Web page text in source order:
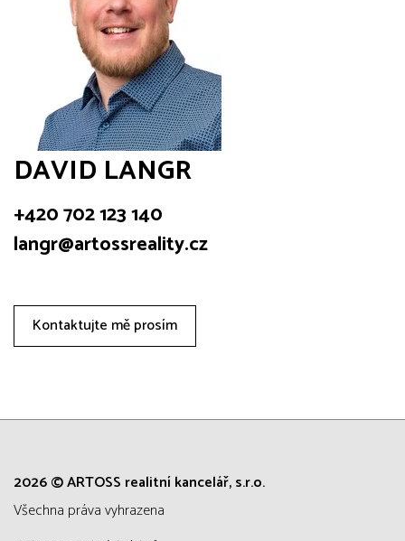
DAVID LANGR
+420 702 123 140
langr@artossreality.cz
Kontaktujte mě prosím
2026 © ARTOSS realitní kancelář, s.r.o.
všechna práva vyhrazena